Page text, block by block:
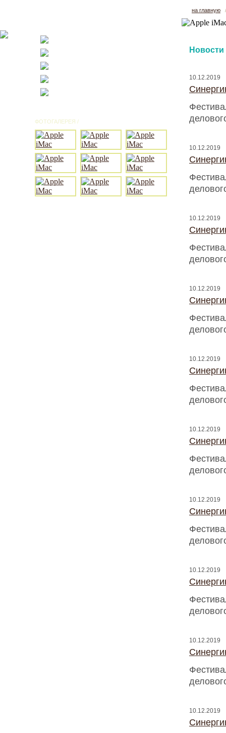
ФОТОГАЛЕРЕЯ /
на главную
Новости
10.12.2019
10.12.2019
10.12.2019
10.12.2019
10.12.2019
10.12.2019
10.12.2019
10.12.2019
10.12.2019
10.12.2019